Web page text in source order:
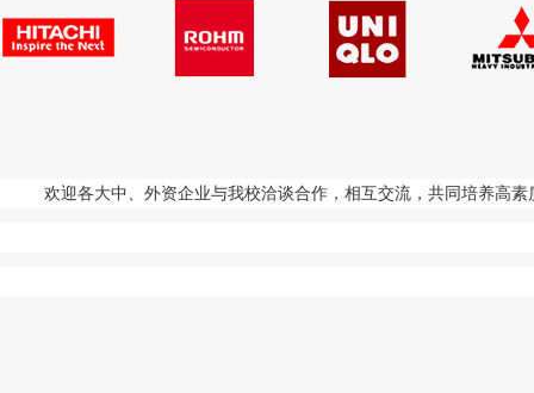
欢迎各大中、外资企业与我校洽谈合作，相互交流，共同培养高素